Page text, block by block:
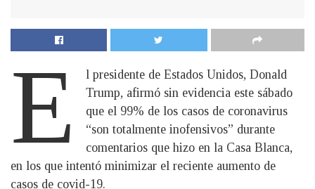
E
l presidente de Estados Unidos, Donald
Trump, afirmó sin evidencia este sábado
que el 99% de los casos de coronavirus
“son totalmente inofensivos” durante
comentarios que hizo en la Casa Blanca,
en los que intentó minimizar el reciente aumento de
casos de covid-19.